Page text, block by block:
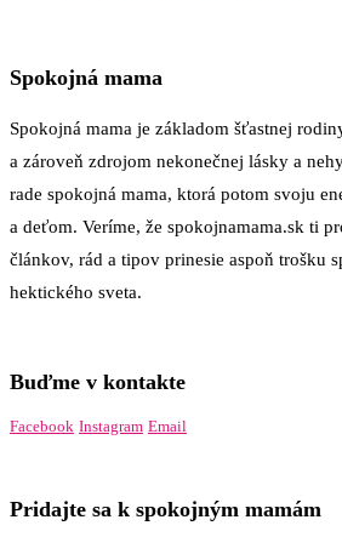
Spokojná mama
Spokojná mama je základom šťastnej
a zároveň zdrojom nekonečnej lásky a
rade spokojná mama, ktorá potom svoju
a deťom. Veríme, že spokojnamama.sk ti
článkov, rád a tipov prinesie aspoň trošku
hektického sveta.
Buďme v kontakte
Facebook Instagram Email
Pridajte sa k spokojným mamám